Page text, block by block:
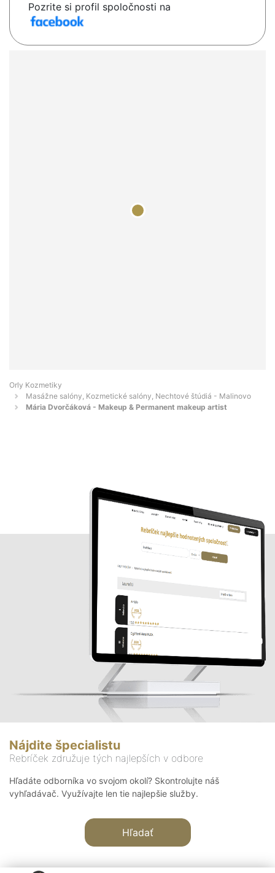
Pozrite si profil spoločnosti na
Orly Kozmetiky
Masážne salóny, Kozmetické salóny, Nechtové štúdiá - Malinovo
Mária Dvorčáková - Makeup & Permanent makeup artist
Nájdite špecialistu
Rebríček združuje tých najlepších v odbore
Hľadáte odborníka vo svojom okolí? Skontrolujte náš
vyhľadávač. Využívajte len tie najlepšie služby.
Hľadať